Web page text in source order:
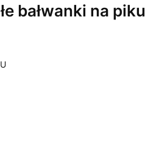
bałwanki na piku